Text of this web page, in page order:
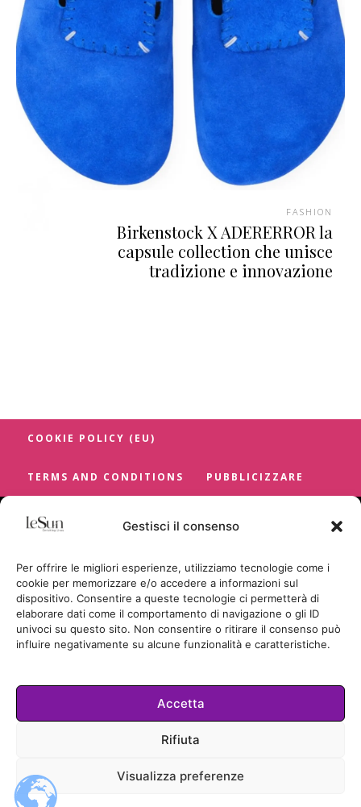
Gestisci il consenso
Per offrire le migliori esperienze, utilizziamo tecnologie come i
cookie per memorizzare e/o accedere a informazioni sul
dispositivo. Consentire a queste tecnologie ci permetterà di
elaborare dati come il comportamento di navigazione o gli ID
univoci su questo sito. Non consentire o ritirare il consenso può
influire negativamente su alcune funzionalità e caratteristiche.
Accetta
Rifiuta
Visualizza preferenze
FASHION
Birkenstock X ADERERROR la
capsule collection che unisce
tradizione e innovazione
COOKIE POLICY (EU)
TERMS AND CONDITIONS PUBBLICIZZARE
Cookie Policy
© LESUN.IT BY SUNCICA BADRIC